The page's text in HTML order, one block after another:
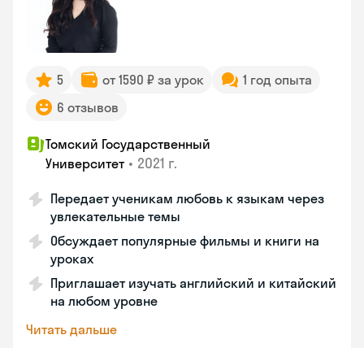
5 от 1590 ₽ за урок
1 год опыта
6 отзывов
Томский Государственный
Университет • 2021 г.
Передает ученикам любовь к языкам через
увлекательные темы
Обсуждает популярные фильмы и книги на
уроках
Приглашает изучать английский и китайский
на любом уровне
Читать дальше